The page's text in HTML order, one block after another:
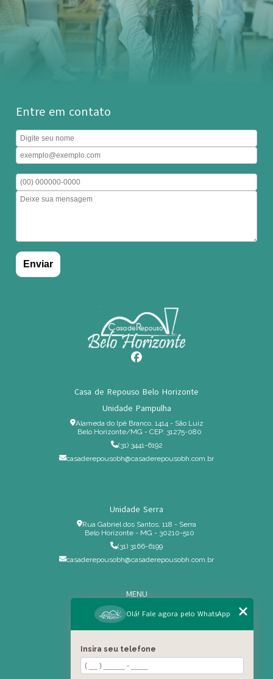
Entre em contato
Casa de Repouso Belo Horizonte
Unidade Pampulha
Alameda do Ipê Branco, 1414 - São Luiz
Belo Horizonte/MG - CEP: 31275-080
(31) 3441-6192
casaderepousobh@casaderepousobh.com.br
Unidade Serra
Rua Gabriel dos Santos, 118 - Serra
Belo Horizonte - MG - 30210-510
(31) 3166-6199
casaderepousobh@casaderepousobh.com.br
MENU
Home
Institucional
Serviços Especiais
Blog
Olá! Fale agora pelo WhatsApp
Insira seu telefone